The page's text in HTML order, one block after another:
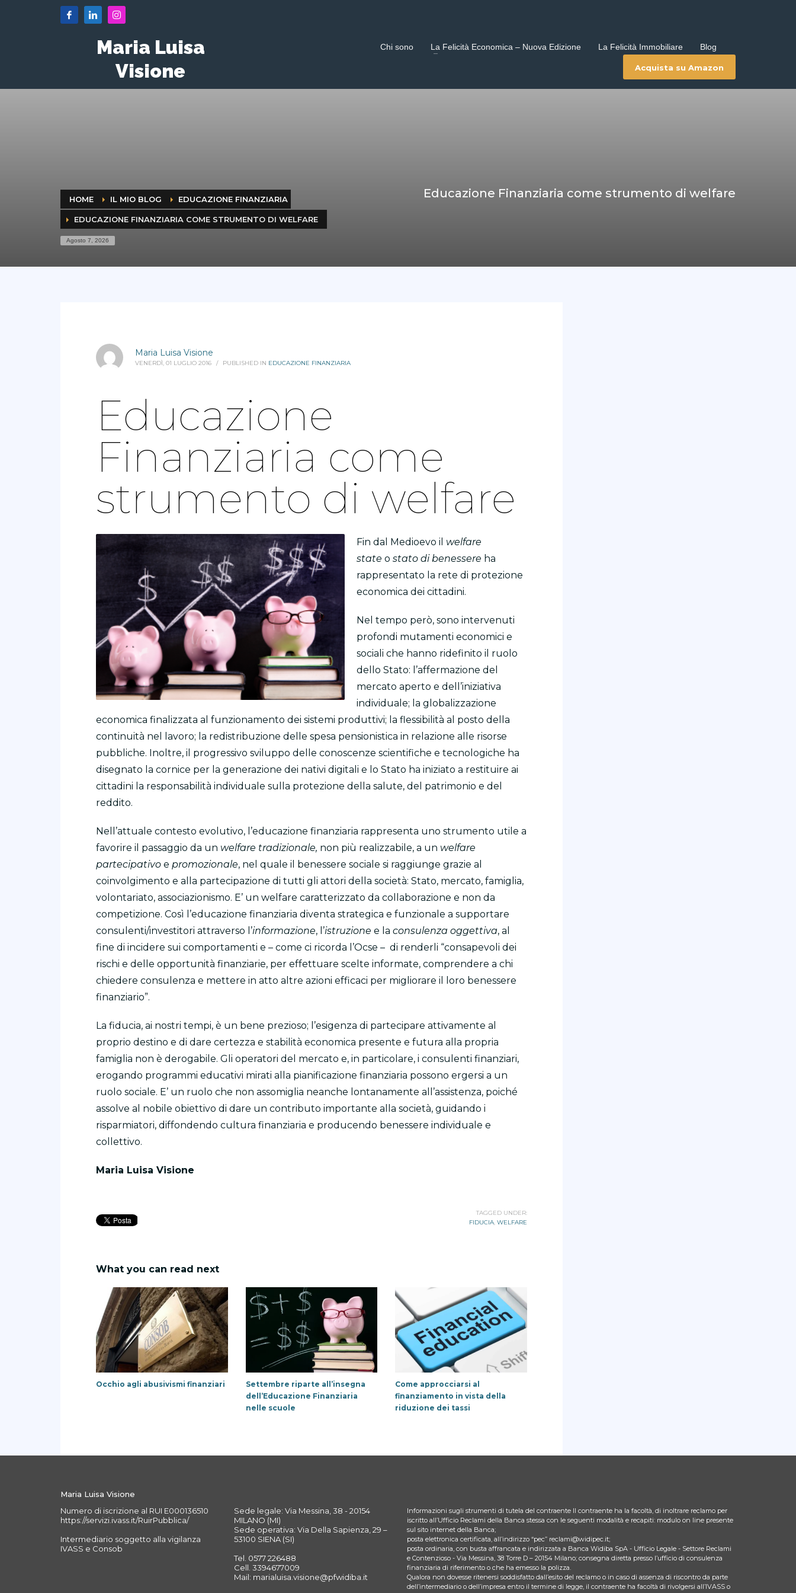
Maria Luisa
Visione
Chi sono La Felicità Economica – Nuova Edizione La Felicità Immobiliare Blog
Acquista su Amazon
HOME IL MIO BLOG EDUCAZIONE FINANZIARIA
EDUCAZIONE FINANZIARIA COME STRUMENTO DI WELFARE
Agosto 7, 2026
Educazione Finanziaria come strumento di welfare
Maria Luisa Visione
VENERDÌ, 01 LUGLIO 2016 / PUBLISHED IN EDUCAZIONE FINANZIARIA
Educazione
Finanziaria come
strumento di welfare
Fin dal Medioevo il welfare
state o stato di benessere ha
rappresentato la rete di protezione
economica dei cittadini.
Nel tempo però, sono intervenuti
profondi mutamenti economici e
sociali che hanno ridefinito il ruolo
dello Stato: l’affermazione del
mercato aperto e dell’iniziativa
individuale; la globalizzazione
economica finalizzata al funzionamento dei sistemi produttivi; la flessibilità al posto della
continuità nel lavoro; la redistribuzione delle spesa pensionistica in relazione alle risorse
pubbliche. Inoltre, il progressivo sviluppo delle conoscenze scientifiche e tecnologiche ha
disegnato la cornice per la generazione dei nativi digitali e lo Stato ha iniziato a restituire ai
cittadini la responsabilità individuale sulla protezione della salute, del patrimonio e del
reddito.
Nell’attuale contesto evolutivo, l’educazione finanziaria rappresenta uno strumento utile a
favorire il passaggio da un welfare tradizionale, non più realizzabile, a un welfare
partecipativo e promozionale, nel quale il benessere sociale si raggiunge grazie al
coinvolgimento e alla partecipazione di tutti gli attori della società: Stato, mercato, famiglia,
volontariato, associazionismo. E’ un welfare caratterizzato da collaborazione e non da
competizione. Così l’educazione finanziaria diventa strategica e funzionale a supportare
consulenti/investitori attraverso l’informazione, l’istruzione e la consulenza oggettiva, al
fine di incidere sui comportamenti e – come ci ricorda l’Ocse – di renderli “consapevoli dei
rischi e delle opportunità finanziarie, per effettuare scelte informate, comprendere a chi
chiedere consulenza e mettere in atto altre azioni efficaci per migliorare il loro benessere
finanziario”.
La fiducia, ai nostri tempi, è un bene prezioso; l’esigenza di partecipare attivamente al
proprio destino e di dare certezza e stabilità economica presente e futura alla propria
famiglia non è derogabile. Gli operatori del mercato e, in particolare, i consulenti finanziari,
erogando programmi educativi mirati alla pianificazione finanziaria possono ergersi a un
ruolo sociale. E’ un ruolo che non assomiglia neanche lontanamente all’assistenza, poiché
assolve al nobile obiettivo di dare un contributo importante alla società, guidando i
risparmiatori, diffondendo cultura finanziaria e producendo benessere individuale e
collettivo.
Maria Luisa Visione
TAGGED UNDER:
FIDUCIA, WELFARE
What you can read next
Occhio agli abusivismi finanziari
Settembre riparte all’insegna
dell’Educazione Finanziaria
nelle scuole
Come approcciarsi al
finanziamento in vista della
riduzione dei tassi
Maria Luisa Visione
Numero di iscrizione al RUI E000136510
https://servizi.ivass.it/RuirPubblica/
Intermediario soggetto alla vigilanza
IVASS e Consob
Sede legale: Via Messina, 38 - 20154
MILANO (MI)
Sede operativa: Via Della Sapienza, 29 –
53100 SIENA (SI)
Tel. 0577 226488
Cell. 3394677009
Mail: marialuisa.visione@pfwidiba.it
Informazioni sugli strumenti di tutela del contraente Il contraente ha la facoltà, di inoltrare reclamo per
iscritto all’Ufficio Reclami della Banca stessa con le seguenti modalità e recapiti: modulo on line presente
sul sito internet della Banca;
posta elettronica certificata, all’indirizzo “pec” reclami@widipec.it;
posta ordinaria, con busta affrancata e indirizzata a Banca Widiba SpA - Ufficio Legale - Settore Reclami
e Contenzioso - Via Messina, 38 Torre D – 20154 Milano; consegna diretta presso l’ufficio di consulenza
finanziaria di riferimento o che ha emesso la polizza.
Qualora non dovesse ritenersi soddisfatto dall’esito del reclamo o in caso di assenza di riscontro da parte
dell’intermediario o dell’impresa entro il termine di legge, il contraente ha facoltà di rivolgersi all’IVASS o